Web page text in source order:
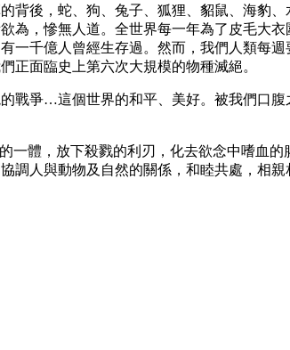
背後，蛇、狗、兔子、狐狸、貂鼠、海豹
，慘無人道。全世界每一年為了皮毛大
千億人曾經生存過。然而，我們人類每
正面臨史上第六次大規模的物種滅絕。
爭…這個世界的和平、美好。被我們口腹
體，放下殺戮的利刃，化去欲念中嗜血的
調人與動物及自然的關係，和睦共處，相